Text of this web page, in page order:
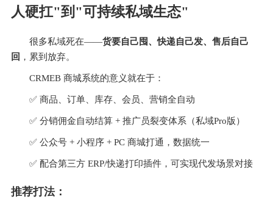
人硬扛"到"可持续私域生态"
很多私域死在——货要自己囤、快递自己发、售后自己
回 ，累到放弃。
CRMEB 商城系统的意义就在于：
✅ 商品、订单、库存、会员、营销全自动
✅ 分销佣金自动结算 + 推广员裂变体系（私域Pro版）
✅ 公众号 + 小程序 + PC 商城打通，数据统一
✅ 配合第三方 ERP/快递打印插件，可实现代发场景对接
推荐打法：